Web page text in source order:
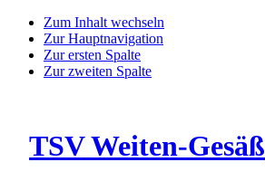
Zum Inhalt wechseln
Zur Hauptnavigation
Zur ersten Spalte
Zur zweiten Spalte
TSV Weiten-Gesäß